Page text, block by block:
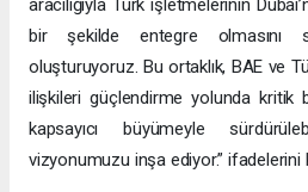
aracılığıyla Türk işletmelerinin
bir şekilde entegre olmasını
oluşturuyoruz. Bu ortaklık, BAE ve
ilişkileri güçlendirme yolunda kritik
kapsayıcı büyümeyle
vizyonumuzu inşa ediyor.” ifadelerini